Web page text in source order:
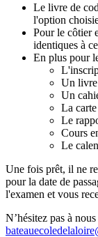
Le livre de
l'option
Pour le côtier
identiques à
En plus pour
Un livre
Un
La
Le
Cours
Le
Une fois prêt, il ne
pour la date de
l'examen et vous
N’hésitez pas à